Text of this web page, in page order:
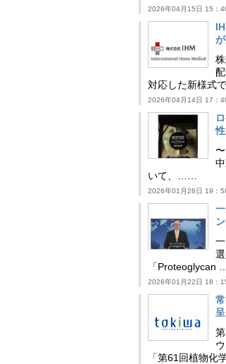
2026年04月15日 15：
対応した新様式
2026年04月14日 17：
いて、……
2026年01月26日 19：
「Proteoglycan
2026年01月22日 18：
呈
「第61回植物